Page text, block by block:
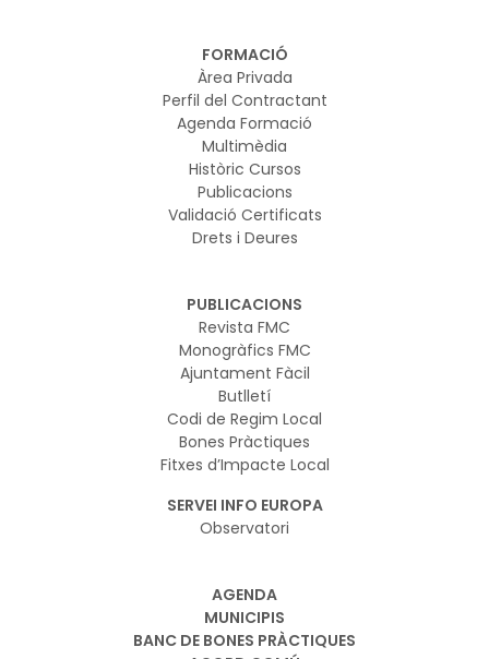
FORMACIÓ
Àrea Privada
Perfil del Contractant
Agenda Formació
Multimèdia
Històric Cursos
Publicacions
Validació Certificats
Drets i Deures
PUBLICACIONS
Revista FMC
Monogràfics FMC
Ajuntament Fàcil
Butlletí
Codi de Regim Local
Bones Pràctiques
Fitxes d’Impacte Local
SERVEI INFO EUROPA
Observatori
AGENDA
MUNICIPIS
BANC DE BONES PRÀCTIQUES